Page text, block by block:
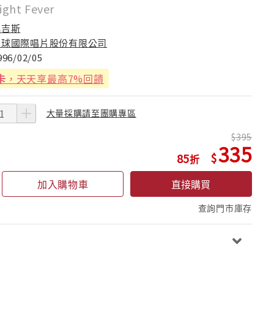
Fever
斯
國際唱片股份有限公司
02/05
，天天享最高7%回饋
大量採購請至團購專區
85
395
335
加入購物車 直接購買
查詢門市庫存